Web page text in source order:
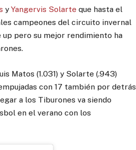
yYangervis Solarte que hasta el
campeones del circuito invernal
up pero su mejor rendimiento ha
Matos (1.031) y Solarte (.943)
con 17 también por detrás
a los Tiburones va siendo
en el verano con los